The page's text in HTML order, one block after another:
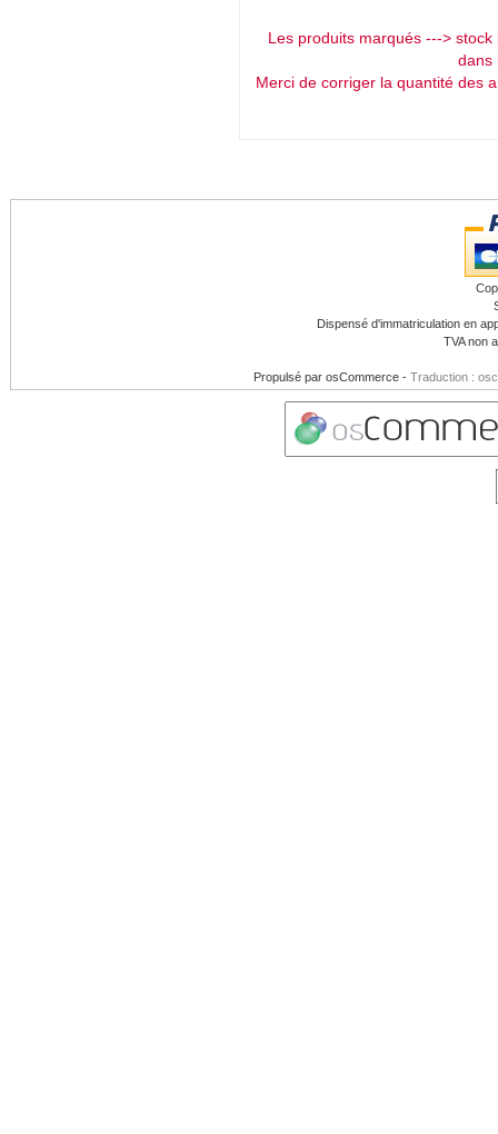
Les produits marqués --->
dans
Merci de corriger la quantité des
Dispensé d'immatriculation en
TVA non
Propulsé par osCommerce - Traduction :